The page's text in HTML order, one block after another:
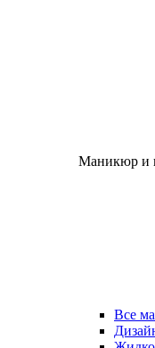
Маникюр и
Все